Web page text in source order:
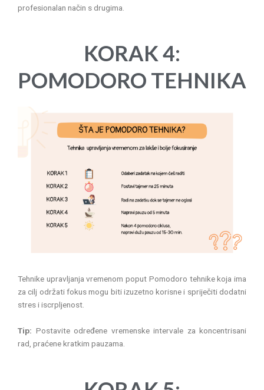
profesionalan način s drugima.
KORAK 4:
POMODORO TEHNIKA
Tehnike upravljanja vremenom poput Pomodoro tehnike koja ima
za cilj održati fokus mogu biti izuzetno korisne i spriječiti dodatni
stres i iscrpljenost.
Tip: Postavite određene vremenske intervale za koncentrisani
rad, praćene kratkim pauzama.